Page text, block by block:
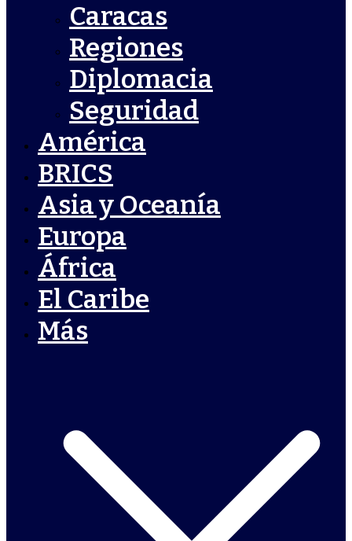
Caracas
Regiones
Diplomacia
Seguridad
América
BRICS
Asia y Oceanía
Europa
África
El Caribe
Más